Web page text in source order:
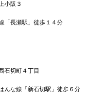
小阪３
長瀬駅」徒歩１４分
石切町４丁目
な線「新石切駅」徒歩６分